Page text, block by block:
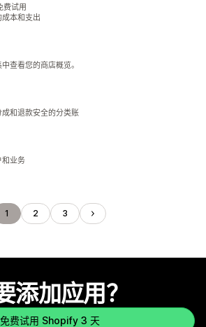
费试用
本和支出
查看您的商店概览。
和退款安全的分类账
和业务
1 2 3
添加应用？
免费试用 Shopify 3 天